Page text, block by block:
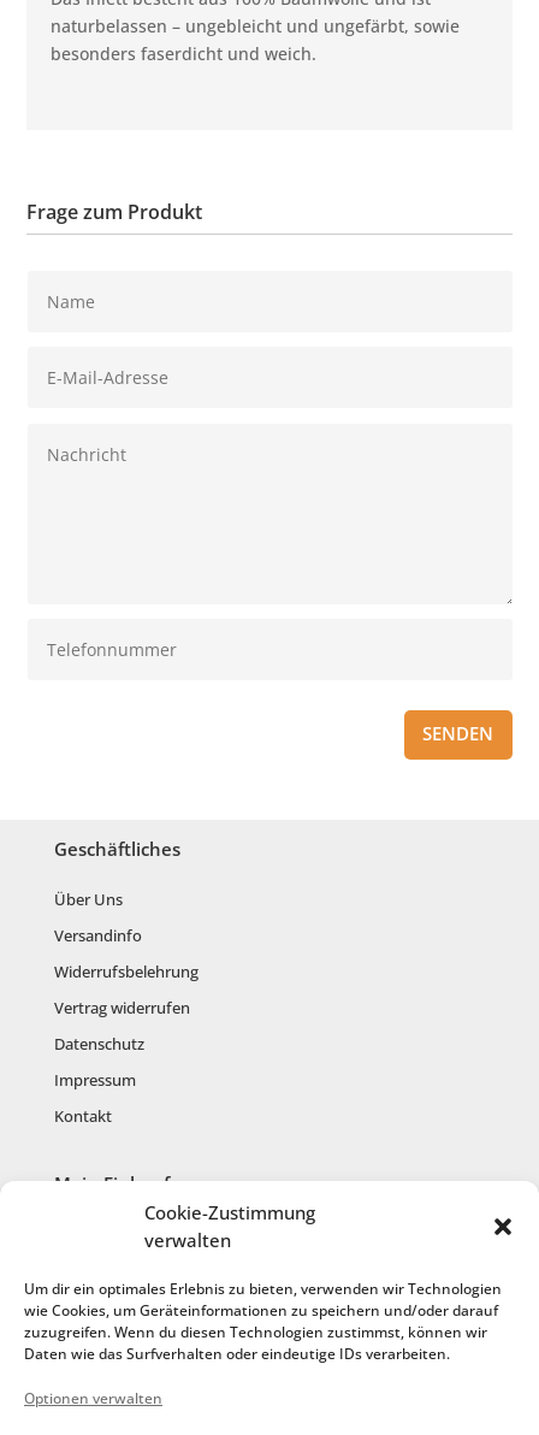
Cookie-Zustimmung
verwalten
Um dir ein optimales Erlebnis zu bieten, verwenden wir Technologien
wie Cookies, um Geräteinformationen zu speichern und/oder darauf
zuzugreifen. Wenn du diesen Technologien zustimmst, können wir
Daten wie das Surfverhalten oder eindeutige IDs verarbeiten.
Optionen verwalten
naturbelassen – ungebleicht und ungefärbt, sowie
besonders faserdicht und weich.
Frage zum Produkt
SENDEN
Geschäftliches
Über Uns
Versandinfo
Widerrufsbelehrung
Vertrag widerrufen
Datenschutz
Impressum
Kontakt
Mein Einkauf
Kasse
Anmelden